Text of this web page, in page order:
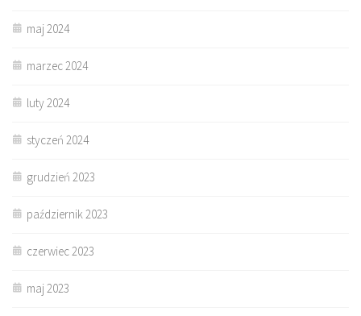
maj 2024
marzec 2024
luty 2024
styczeń 2024
grudzień 2023
październik 2023
czerwiec 2023
maj 2023